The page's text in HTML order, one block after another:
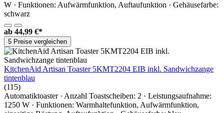
W · Funktionen: Aufwärmfunktion, Auftaufunktion · Gehäusefarbe:
schwarz
ab 44,99 €*
5 Preise vergleichen
KitchenAid Artisan Toaster 5KMT2204 EIB inkl. Sandwichzange
tintenblau
(115)
Automatiktoaster · Anzahl Toastscheiben: 2 · Leistungsaufnahme:
1250 W · Funktionen: Warmhaltefunktion, Aufwärmfunktion,